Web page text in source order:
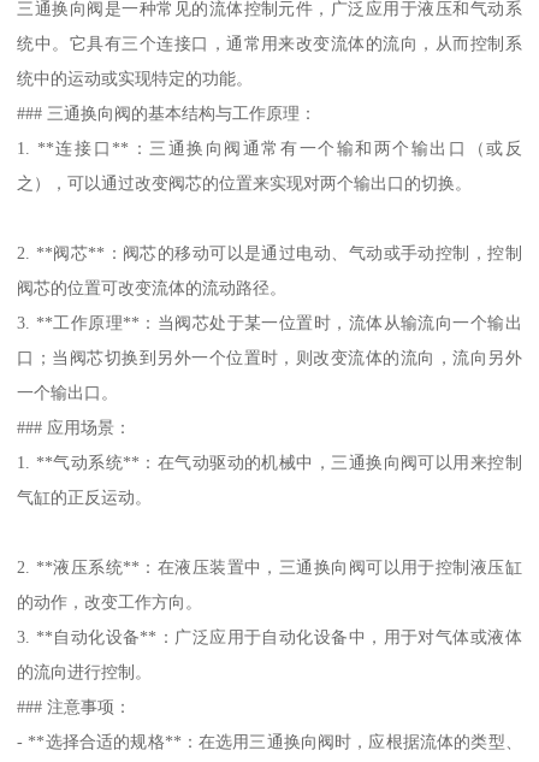
三通换向阀是一种常见的流体控制元件，广泛应用于液压和气动系
统中。它具有三个连接口，通常用来改变流体的流向，从而控制系
统中的运动或实现特定的功能。
### 三通换向阀的基本结构与工作原理：
1. **连接口**：三通换向阀通常有一个输和两个输出口（或反
之），可以通过改变阀芯的位置来实现对两个输出口的切换。
2. **阀芯**：阀芯的移动可以是通过电动、气动或手动控制，控制
阀芯的位置可改变流体的流动路径。
3. **工作原理**：当阀芯处于某一位置时，流体从输流向一个输出
口；当阀芯切换到另外一个位置时，则改变流体的流向，流向另外
一个输出口。
### 应用场景：
1. **气动系统**：在气动驱动的机械中，三通换向阀可以用来控制
气缸的正反运动。
2. **液压系统**：在液压装置中，三通换向阀可以用于控制液压缸
的动作，改变工作方向。
3. **自动化设备**：广泛应用于自动化设备中，用于对气体或液体
的流向进行控制。
### 注意事项：
- **选择合适的规格**：在选用三通换向阀时，应根据流体的类型、